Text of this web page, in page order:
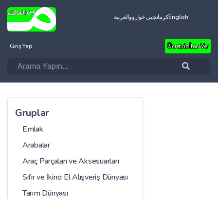
العربيةکرمانجیی خوارووEnglish
Giriş Yap Ücretsiz İlan Ver
Gruplar
Emlak
Arabalar
Araç Parçaları ve Aksesuarları
Sıfır ve İkinci El Alışveriş Dünyası
Tarım Dünyası